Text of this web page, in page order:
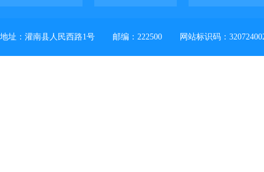
地址：灌南县人民西路1号 邮编：222500 网站标识码：